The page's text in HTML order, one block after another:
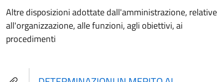
Altre disposizioni adottate dall'amministrazione, relative
all'organizzazione, alle funzioni, agli obiettivi, ai
procedimenti